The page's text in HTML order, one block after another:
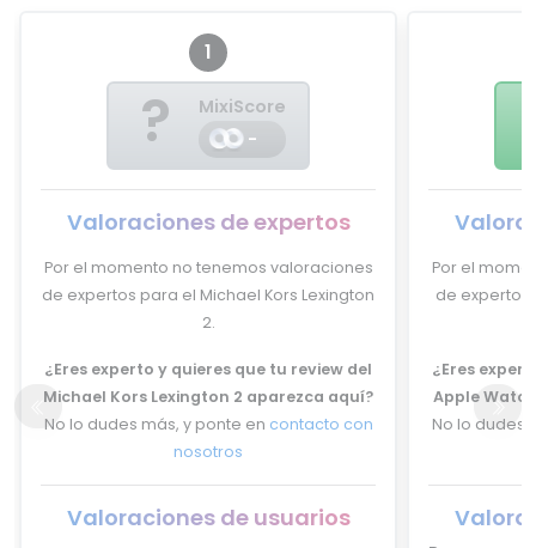
1
?
MixiScore
-
Valoraciones de expertos
Por el momento no tenemos valoraciones
de expertos para el Michael Kors Lexington
2.
¿Eres experto y quieres que tu review del
Michael Kors Lexington 2 aparezca aquí?
No lo dudes más, y ponte en contacto con
nosotros
Valoraciones de usuarios
Por el
de expertos
¿Eres
Apple
No lo dudes